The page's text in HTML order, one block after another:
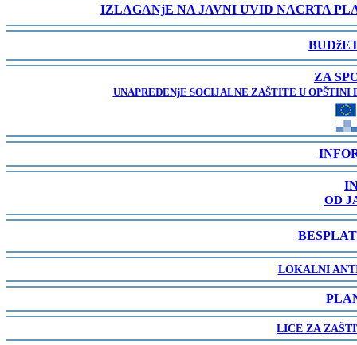
IZLAGANjE NA JAVNI UVID NACRTA
-
-
ZA
UNAPREĐENjE SOCIJALNE ZAŠTITE U OPŠTINI
-
-
OD
-
-
LOKALNI
-
-
LICE ZA